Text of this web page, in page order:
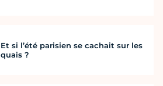
Et si l’été parisien se cachait sur les
quais ?